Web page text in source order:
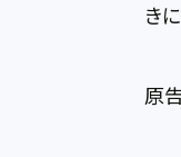
き
原